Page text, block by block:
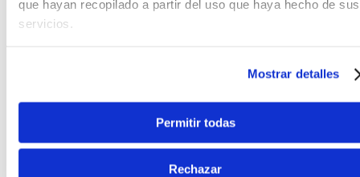
que hayan recopilado a partir del uso que haya hecho de sus
servicios.
Mostrar detalles
Permitir todas
Rechazar
enredadas o voluminosas. Esta eficiencia operativa
ahorra tiempo valioso entre canciones o durante la
en las condiciones más exigentes del sector de
Fiabilidad profesional en un accesorio
indispensable.